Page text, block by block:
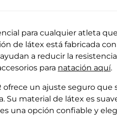
para cualquier atleta
de látex está fabricada
a reducir la
para natación aquí.
un ajuste seguro
material de látex es
una opción confiable y